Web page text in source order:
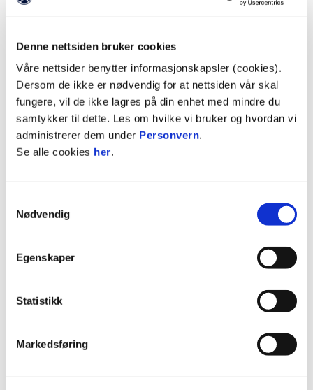
Denne nettsiden bruker cookies
Våre nettsider benytter informasjonskapsler (cookies).
Dersom de ikke er nødvendig for at nettsiden vår skal
fungere, vil de ikke lagres på din enhet med mindre du
samtykker til dette. Les om hvilke vi bruker og hvordan vi
administrerer dem under Personvern.
Se alle cookies her.
Nødvendig
Egenskaper
Statistikk
Markedsføring
Rosenborg Ballklub er glade for å få Miles med i
tydelig menneskelig perspektiv. Det er verdier vi
kjenner igjen i Rosenborg, der samhandling og
fellesskap alltid har stått sterkt. Vi er glade for å
ønske Miles velkommen som partner, sier Simen
Pütz‑Fritzøe i Rosenborg Ballklub.
Partnerskapet gir Miles AS synlighet i klubbens
kanaler og arenaer, samt tilgang til møteplasser og
samarbeidspartnere. For Miles er dette en
beste resultatene skapes når mennesker jobber
Rosenborg er en institusjon i norsk idrett og et
Vi er stolte av å få være en del av dette